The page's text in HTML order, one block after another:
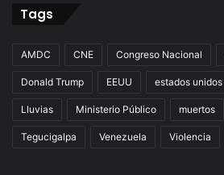
Tags
AMDC CNE Congreso Nacional
Donald Trump EEUU estados unidos
Lluvias Ministerio Público muertos
Tegucigalpa Venezuela Violencia